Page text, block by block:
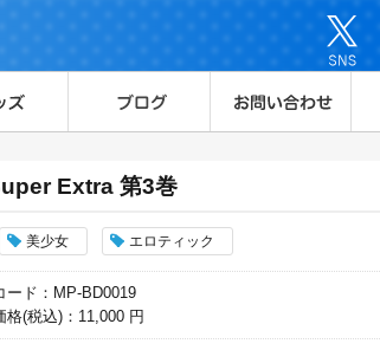
Extra 第3巻
美少女 エロティック
ード：MP-BD0019
格(税込)：11,000 円